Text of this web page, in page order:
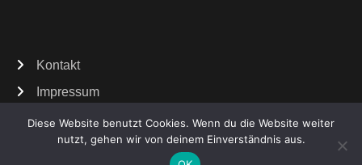
Kontakt
Impressum
Theme by Grace Themes
Diese Website benutzt Cookies. Wenn du die Website weiter
nutzt, gehen wir von deinem Einverständnis aus.